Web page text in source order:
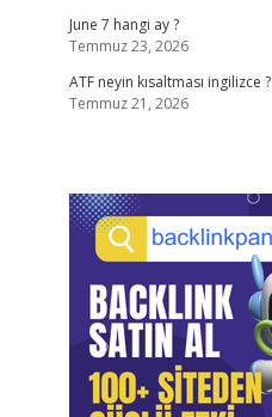
June 7 hangi ay ?
Temmuz 23, 2026
ATF neyin kısaltması ingilizce ?
Temmuz 21, 2026